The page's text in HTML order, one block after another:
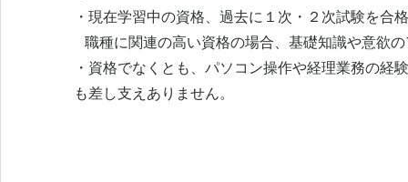
・現在学習中の資格、過去に１次・２次試験を合
職種に関連の高い資格の場合、基礎知識や意欲
・資格でなくとも、パソコン操作や経理業務の経
も差し支えありません。